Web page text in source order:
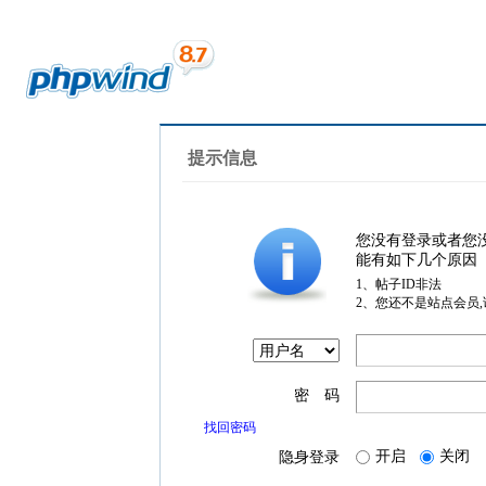
提示信息
您没有登录或者您
能有如下几个原因
1、帖子ID非法
2、您还不是站点会员
密 码
找回密码
隐身登录 开启 关闭